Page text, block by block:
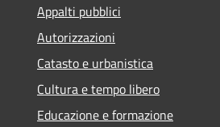
Appalti pubblici
Autorizzazioni
Catasto e urbanistica
Cultura e tempo libero
Educazione e formazione